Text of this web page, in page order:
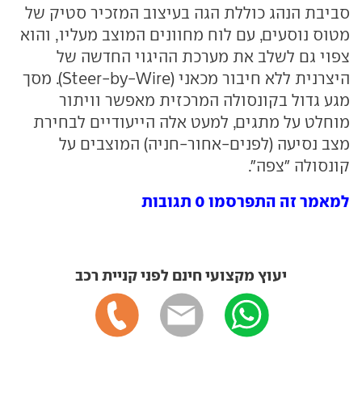
סביבת הנהג כוללת הגה בעיצוב המזכיר סטיק של
מטוס נוסעים, עם לוח מחוונים המוצב מעליו, והוא
צפוי גם לשלב את מערכת ההיגוי החדשה של
היצרנית ללא חיבור מכאני (Steer-by-Wire). מסך
מגע גדול בקונסולה המרכזית מאפשר וויתור
מוחלט על מתגים, למעט אלה הייעודיים לבחירת
מצב נסיעה (לפנים-אחור-חניה) המוצבים על
קונסולה "צפה".
למאמר זה התפרסמו 0 תגובות
יעוץ מקצועי חינם לפני קניית רכב